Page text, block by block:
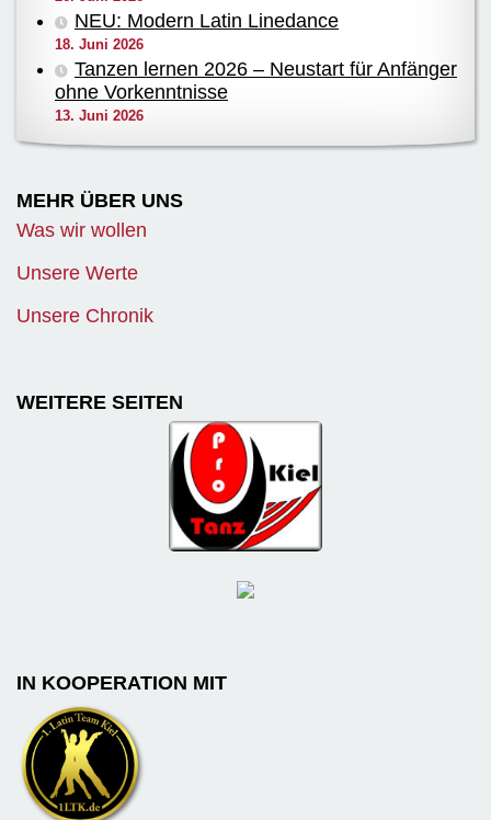
NEU: Modern Latin Linedance
18. Juni 2026
Tanzen lernen 2026 – Neustart für Anfänger
ohne Vorkenntnisse
13. Juni 2026
MEHR ÜBER UNS
Was wir wollen
Unsere Werte
Unsere Chronik
WEITERE SEITEN
IN KOOPERATION MIT